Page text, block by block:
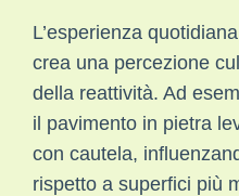
L’esperienza
crea una percezione
della reattività. Ad
il pavimento in pietra
con cautela,
rispetto a superfici più